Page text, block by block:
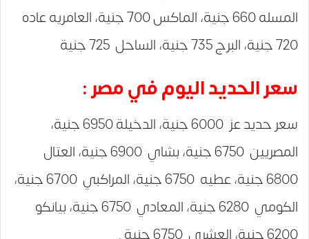
المسله 660 جنية، الماكس 700 جنية، العامريه عاده
720 جنية، البرج 735 جنية، الساحل 725 جنية
سعر الحديد اليوم في مصر :
سعر حديد عز 6000 جنية، الدخيلة 6950 جنية،
المصريين 6750 جنية، بشاي 6900 جنية، العتال
6800 جنية، عطيه 6750 جنية، المراكبي 6700 جنية،
الكومي 6280 جنية، المعادي 6750 جنية، بيانكو